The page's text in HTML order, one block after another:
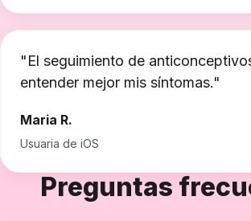
"El seguimiento de
entender mejor mis síntomas."
Maria R.
Usuaria de iOS
Preguntas